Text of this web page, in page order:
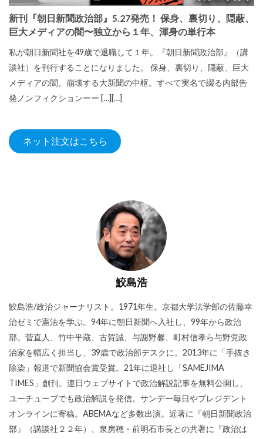
新刊『朝日新聞政治部』5.27発売！ 保身、裏切り、隠蔽、
巨大メディアの闇〜独立から１年、渾身の単行本
私が朝日新聞社を49歳で退職して１年。『朝日新聞政治部』（講
談社）を刊行することになりました。 保身、裏切り、隠蔽、巨大
メディアの闇。崩壊する大新聞の中枢。すべて実名で綴る内部告
発ノンフィクションーー […][…]
ネット注文はこちら
鮫島浩
鮫島浩/政治ジャーナリスト。1971年生。京都大学法学部の佐藤幸
治ゼミで憲法を学ぶ。94年に朝日新聞へ入社し、99年から政治
部。菅直人、竹中平蔵、古賀誠、与謝野馨、町村信孝ら与野党政
治家を幅広く担当し、39歳で政治部デスクに。2013年に「手抜き
除染」報道で新聞協会賞受賞。21年に退社し「SAMEJIMA
TIMES」創刊。連日ウェブサイトで政治解説記事を無料公開し、
ユーチューブでも政治解説を発信。サンデー毎日やプレジデント
オンラインに寄稿。ABEMAなど多数出演。近著に『朝日新聞政治
部』（講談社２２年）、泉房穂・前明石市長との共著に『政治は